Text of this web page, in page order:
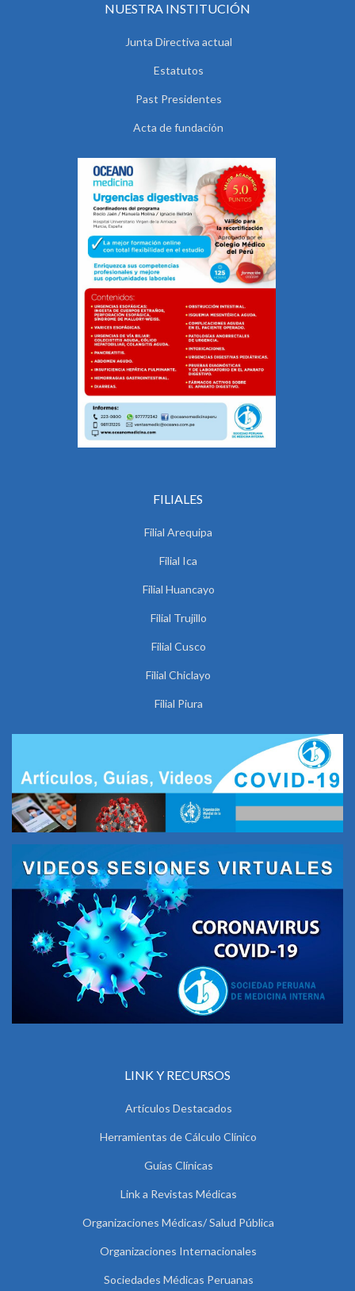
NUESTRA INSTITUCIÓN
Junta Directiva actual
Estatutos
Past Presidentes
Acta de fundación
FILIALES
Filial Arequipa
Filial Ica
Filial Huancayo
Filial Trujillo
Filial Cusco
Filial Chiclayo
Filial Piura
LINK Y RECURSOS
Artículos Destacados
Herramientas de Cálculo Clínico
Guías Clínicas
Link a Revistas Médicas
Organizaciones Médicas/ Salud Pública
Organizaciones Internacionales
Sociedades Médicas Peruanas